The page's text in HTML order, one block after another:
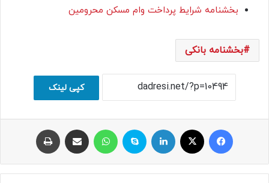
بخشنامه شرایط پرداخت وام مسکن محرومین
بخشنامه بانکی
کپی لینک
فیسبوک ایکس لینکداین اسکایپ واتس آپ اشتراک با ایمیل